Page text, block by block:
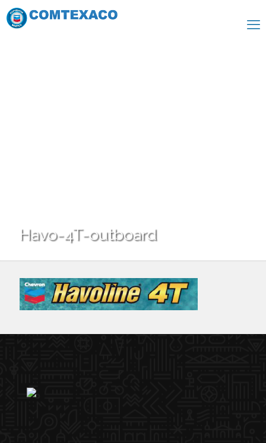
Havo-4T-outboard